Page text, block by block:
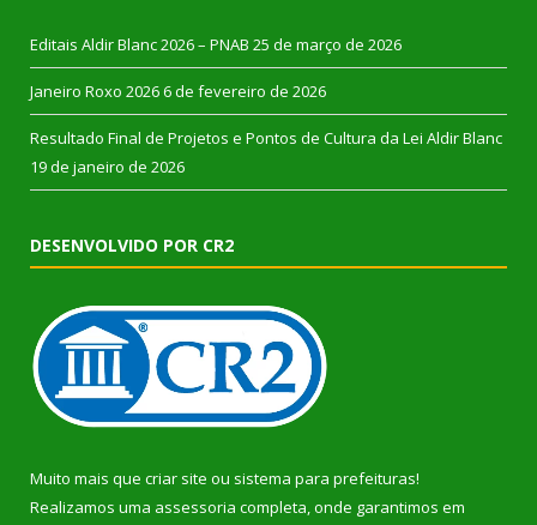
Editais Aldir Blanc 2026 – PNAB 25 de março de 2026
Janeiro Roxo 2026 6 de fevereiro de 2026
Resultado Final de Projetos e Pontos de Cultura da Lei Aldir Blanc
19 de janeiro de 2026
DESENVOLVIDO POR CR2
Muito mais que criar site ou sistema para prefeituras!
Realizamos uma assessoria completa, onde garantimos em